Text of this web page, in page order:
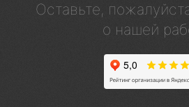
Оставьте,
о нашей